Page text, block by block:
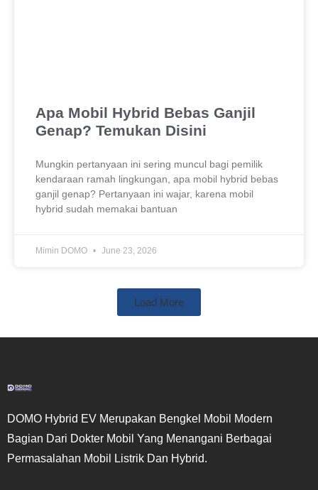
Apa Mobil Hybrid Bebas Ganjil
Genap? Temukan Disini
Mungkin pertanyaan ini sering muncul bagi pemilik
kendaraan ramah lingkungan, apa mobil hybrid bebas
ganjil genap? Pertanyaan ini wajar, karena mobil
hybrid sudah memakai bantuan
Mimin DOMO June 23, 2026
Load More
DOMO Hybrid EV Merupakan Bengkel Mobil Modern
Bagian Dari Dokter Mobil Yang Menangani Berbagai
Permasalahan Mobil Listrik Dan Hybrid.